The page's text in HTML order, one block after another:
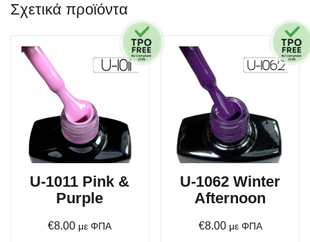
Σχετικά προϊόντα
U-1011 Pink &
Purple
€8.00 με ΦΠΑ
U-1062 Winter
Afternoon
€8.00 με ΦΠΑ